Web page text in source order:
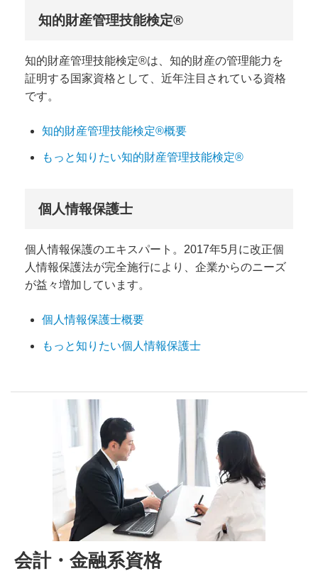
知的財産管理技能検定®
知的財産管理技能検定®は、知的財産の管理能力を
証明する国家資格として、近年注目されている資格
です。
知的財産管理技能検定®概要
もっと知りたい知的財産管理技能検定®
個人情報保護士
個人情報保護のエキスパート。2017年5月に改正個
人情報保護法が完全施行により、企業からのニーズ
が益々増加しています。
個人情報保護士概要
もっと知りたい個人情報保護士
会計・金融系資格